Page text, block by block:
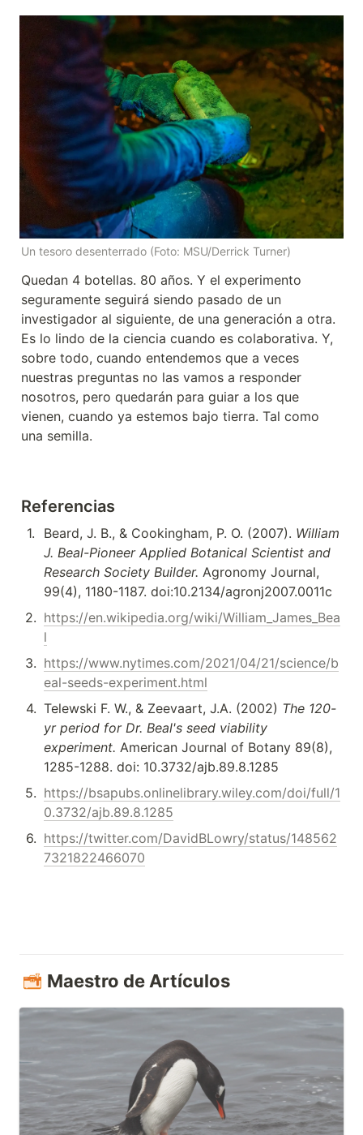
Un tesoro desenterrado (Foto: MSU/Derrick Turner)
Quedan 4 botellas. 80 años. Y el experimento
seguramente seguirá siendo pasado de un
investigador al siguiente, de una generación a otra.
Es lo lindo de la ciencia cuando es colaborativa. Y,
sobre todo, cuando entendemos que a veces
nuestras preguntas no las vamos a responder
nosotros, pero quedarán para guiar a los que
vienen, cuando ya estemos bajo tierra. Tal como
una semilla.
Referencias
1. Beard, J. B., & Cookingham, P. O. (2007). William
J. Beal-Pioneer Applied Botanical Scientist and
Research Society Builder. Agronomy Journal,
99(4), 1180-1187. doi:10.2134/agronj2007.0011c
2. https://en.wikipedia.org/wiki/William_James_Bea
l
3. https://www.nytimes.com/2021/04/21/science/b
eal-seeds-experiment.html
4. Telewski F. W., & Zeevaart, J.A. (2002) The 120-
yr period for Dr. Beal's seed viability
experiment. American Journal of Botany 89(8),
1285-1288. doi: 10.3732/ajb.89.8.1285
5. https://bsapubs.onlinelibrary.wiley.com/doi/full/1
0.3732/ajb.89.8.1285
6. https://twitter.com/DavidBLowry/status/148562
7321822466070
Maestro de Artículos